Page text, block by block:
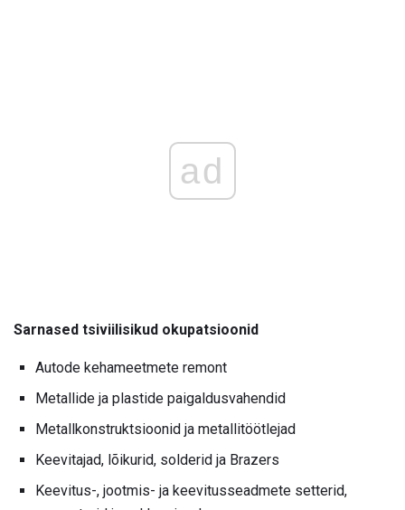
ad
Sarnased tsiviilisikud okupatsioonid
Autode kehameetmete remont
Metallide ja plastide paigaldusvahendid
Metallkonstruktsioonid ja metallitöötlejad
Keevitajad, lõikurid, solderid ja Brazers
Keevitus-, jootmis- ja keevitusseadmete setterid,